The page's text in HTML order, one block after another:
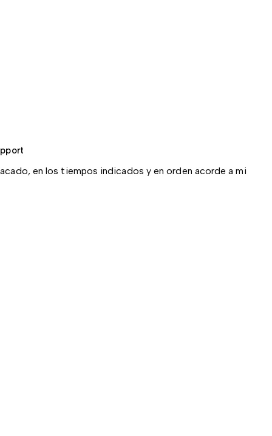
en los tiempos indicados y en orden acorde a mi